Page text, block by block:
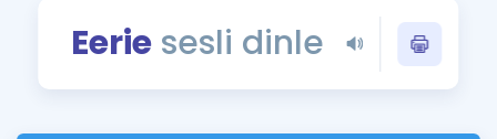
Eerie sesli dinle